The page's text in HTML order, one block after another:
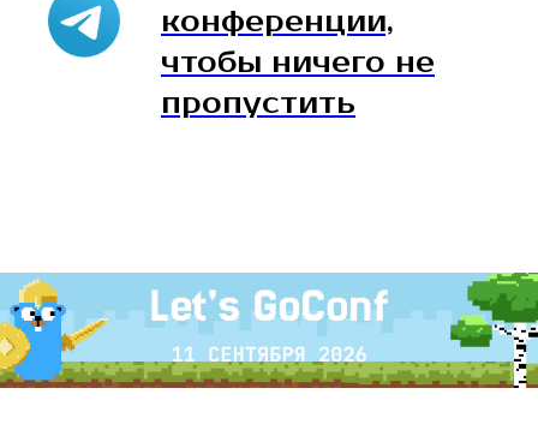
конференции,
чтобы ничего не
пропустить